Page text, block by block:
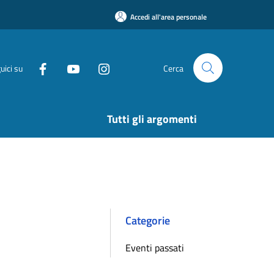
Accedi all'area personale
su Cerca
Tutti gli argomenti
Categorie
Eventi passati